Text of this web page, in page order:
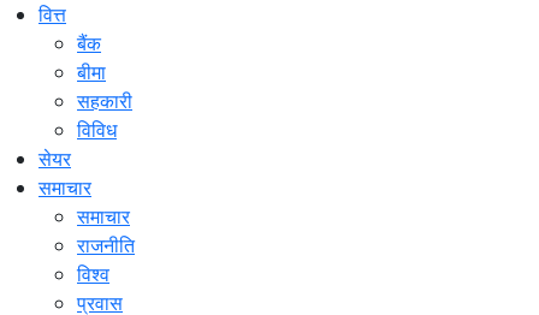
वित्त
बैंक
बीमा
सहकारी
विविध
सेयर
समाचार
समाचार
राजनीति
विश्व
प्रवास